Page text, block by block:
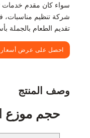
سواء كان مقدم خدمات
شركة تنظيم مناسبات،
تقديم الطعام بالجملة
احصل على عرض أسعار
وصف المنتج
حجم موزع